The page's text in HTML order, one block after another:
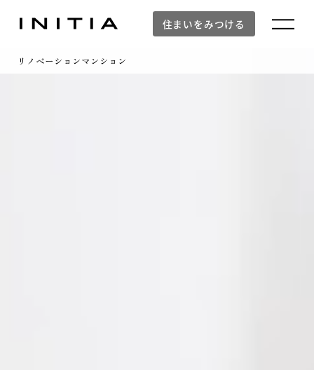
住まいをみつける
リノベーションマンション